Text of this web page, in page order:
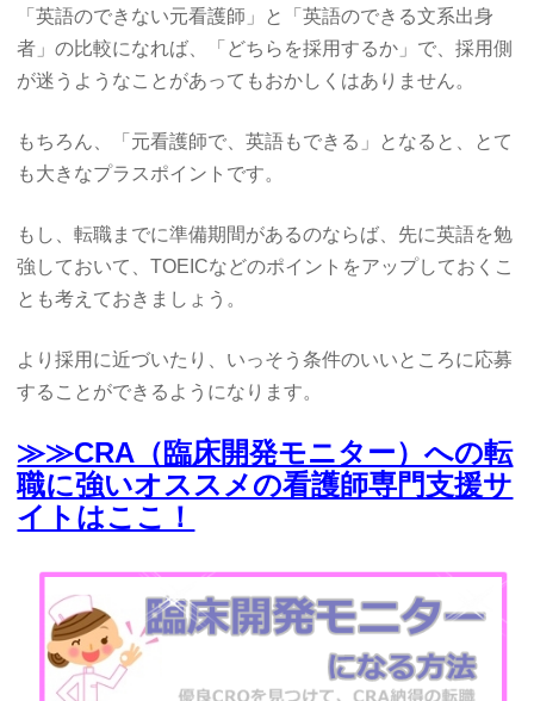
「英語のできない元看護師」と「英語のできる文系出身
者」の比較になれば、「どちらを採用するか」で、採用側
が迷うようなことがあってもおかしくはありません。
もちろん、「元看護師で、英語もできる」となると、とて
も大きなプラスポイントです。
もし、転職までに準備期間があるのならば、先に英語を勉
強しておいて、TOEICなどのポイントをアップしておくこ
とも考えておきましょう。
より採用に近づいたり、いっそう条件のいいところに応募
することができるようになります。
≫≫CRA（臨床開発モニター）への転
職に強いオススメの看護師専門支援サ
イトはここ！